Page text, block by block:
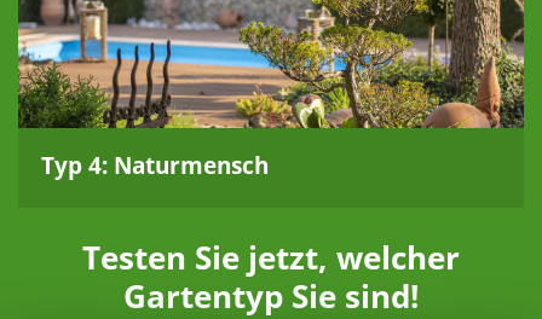
Typ 4: Naturmensch
Testen Sie jetzt, welcher
Gartentyp Sie sind!